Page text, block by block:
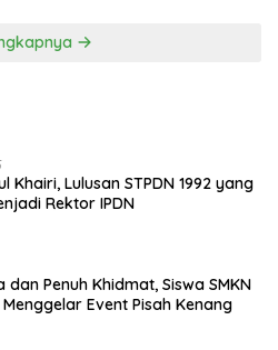
Khairi, Lulusan STPDN 1992 yang
Rektor IPDN
dan Penuh Khidmat, Siswa SMKN
Event Pisah Kenang